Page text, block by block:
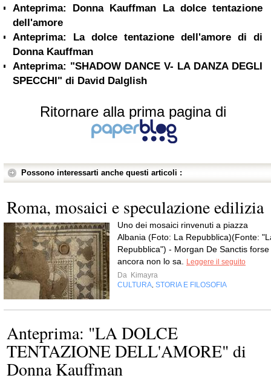
Anteprima: Donna Kauffman La dolce tentazione
dell'amore
Anteprima: La dolce tentazione dell'amore di di
Donna Kauffman
Anteprima: "SHADOW DANCE V- LA DANZA DEGLI
SPECCHI" di David Dalglish
Ritornare alla prima pagina di
Possono interessarti anche questi articoli :
Roma, mosaici e speculazione edilizia
Uno dei mosaici rinvenuti a piazza
Albania (Foto: La Repubblica)(Fonte:
Repubblica") - Morgan De Sanctis forse
ancora non lo sa.
Leggere il seguito
Da Kimayra
CULTURA STORIA E FILOSOFIA
Anteprima: "LA DOLCE
TENTAZIONE DELL'AMORE" di
Donna Kauffman